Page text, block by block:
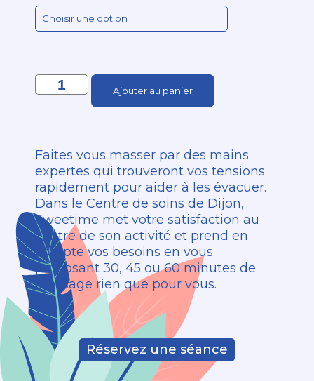
Ajouter au panier
Faites vous masser par des mains
expertes qui trouveront vos tensions
rapidement pour aider à les évacuer.
Dans le Centre de soins de Dijon,
Sweetime met votre satisfaction au
centre de son activité et prend en
compte vos besoins en vous
proposant 30, 45 ou 60 minutes de
massage rien que pour vous.
Réservez une séance